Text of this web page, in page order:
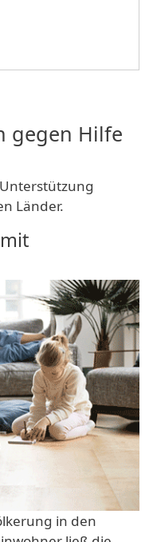
gegen Hilfe
Länder.
in den